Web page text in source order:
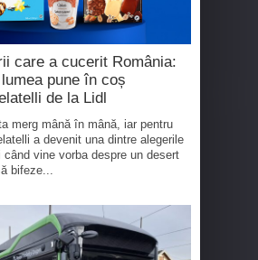
care a cucerit România:
pune în coș
de la Lidl
merg mână în mână, iar pentru
a devenit una dintre alegerile
când vine vorba despre un desert
bifeze...